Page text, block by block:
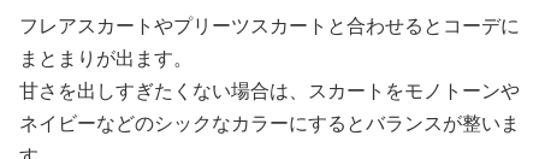
フレアスカートやプリーツスカートと合わせるとコーデに
まとまりが出ます。
甘さを出しすぎたくない場合は、スカートをモノトーンや
ネイビーなどのシックなカラーにするとバランスが整いま